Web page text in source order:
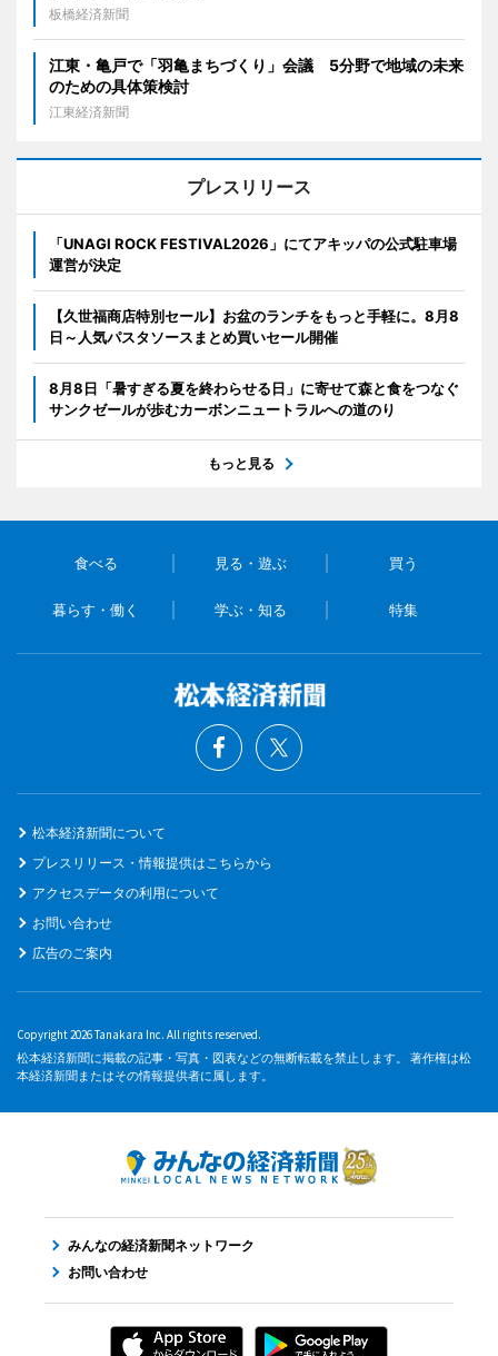
板橋経済新聞
江東・亀戸で「羽亀まちづくり」会議 5分野で地域の未来
のための具体策検討
江東経済新聞
プレスリリース
「UNAGI ROCK FESTIVAL2026」にてアキッパの公式駐車場
運営が決定
【久世福商店特別セール】お盆のランチをもっと手軽に。8月8
日～人気パスタソースまとめ買いセール開催
8月8日「暑すぎる夏を終わらせる日」に寄せて森と食をつなぐ
サンクゼールが歩むカーボンニュートラルへの道のり
もっと見る
食べる 見る・遊ぶ 買う
暮らす・働く 学ぶ・知る 特集
松本経済新聞について
プレスリリース・情報提供はこちらから
アクセスデータの利用について
お問い合わせ
広告のご案内
Copyright 2026 Tanakara Inc. All rights reserved.
松本経済新聞に掲載の記事・写真・図表などの無断転載を禁止します。 著作権は松
本経済新聞またはその情報提供者に属します。
みんなの経済新聞ネットワーク
お問い合わせ